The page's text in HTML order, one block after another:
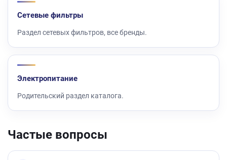
Сетевые фильтры
Раздел сетевых фильтров, все бренды.
Электропитание
Родительский раздел каталога.
Частые вопросы